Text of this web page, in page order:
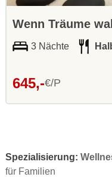
Wenn Träume
3 Nächte
645,-€/P
Spezialisierung:
für Familien